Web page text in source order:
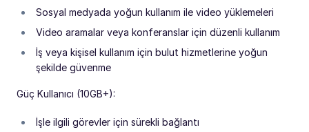
Sosyal medyada yoğun kullanım ile video yüklemeleri
Video aramalar veya konferanslar için düzenli kullanım
İş veya kişisel kullanım için bulut hizmetlerine yoğun
şekilde güvenme
Güç Kullanıcı (10GB+):
İşle ilgili görevler için sürekli bağlantı